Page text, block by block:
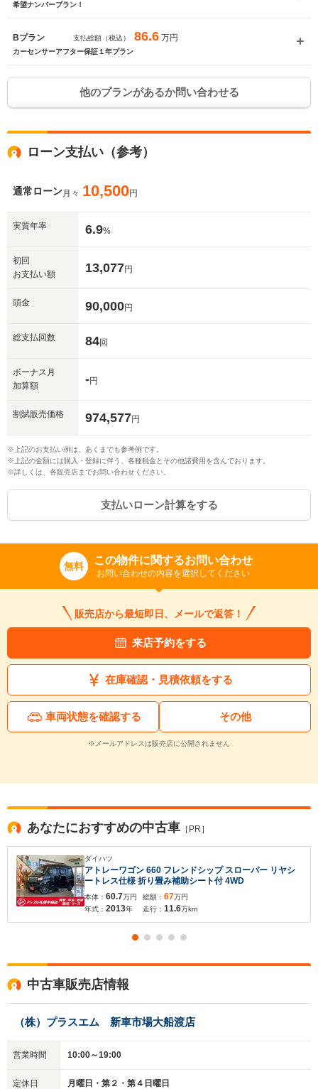
希望ナンバープラン！
Bプラン 支払総額（税込） 86.6 万円
カーセンサーアフター保証１年プラン
他のプランがあるか問い合わせる
ローン支払い（参考）
通常ローン月々 10,500円
実質年率 6.9%
初回
お支払い額
13,077円
頭金 90,000円
総支払回数 84回
ボーナス月
加算額
-円
割賦販売価格 974,577円
※上記のお支払い例は、あくまでも参考例です。
※上記の金額には購入・登録に伴う、各種税金とその他諸費用を含んでおります。
※詳しくは、各販売店までお問い合わせください。
支払いローン計算をする
無料 この物件に関するお問い合わせ
お問い合わせの内容を選択してください
販売店から最短即日、メールで返答！
来店予約をする
在庫確認・見積依頼をする
車両状態を確認する その他
※メールアドレスは販売店に公開されません
あなたにおすすめの中古車 ［PR］
ダイハツ
アトレーワゴン 660 フレンドシップ スローパー リヤシ
ートレス仕様 折り畳み補助シート付 4WD
本体： 60.7万円
年式： 2013年
総額： 67万円
走行： 11.6万km
中古車販売店情報
（株）プラスエム 新車市場大船渡店
営業時間 10:00～19:00
定休日 月曜日・第２・第４日曜日
入力途中の情報を保存しますか？
※次回問い合わせをする際に自動入力されます
※保存された情報は90 日で破棄されます
いいえ